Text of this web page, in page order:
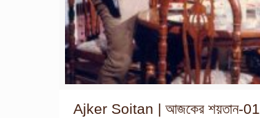
Ajker Soitan | আজকের শয়তান-01